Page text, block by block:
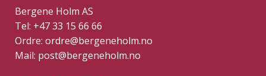
Bergene Holm AS
Tel: +47 33 15 66 66
Ordre: ordre@bergeneholm.no
Mail: post@bergeneholm.no